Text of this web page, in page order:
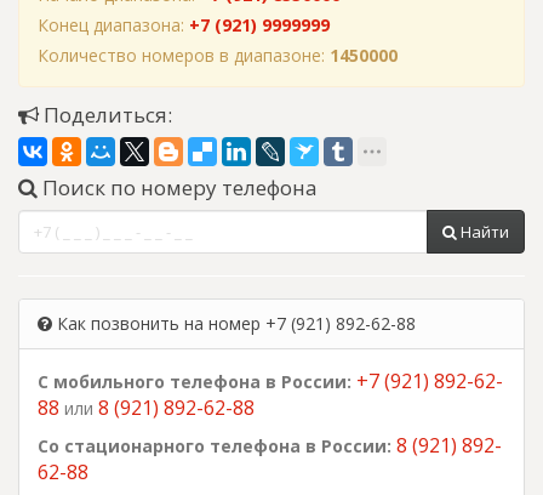
Конец диапазона: +7 (921) 9999999
Количество номеров в диапазоне: 1450000
Поделиться:
Поиск по номеру телефона
Найти
Как позвонить на номер +7 (921) 892-62-88
С мобильного телефона в России: +7 (921) 892-62-
88 или 8 (921) 892-62-88
Со стационарного телефона в России: 8 (921) 892-
62-88